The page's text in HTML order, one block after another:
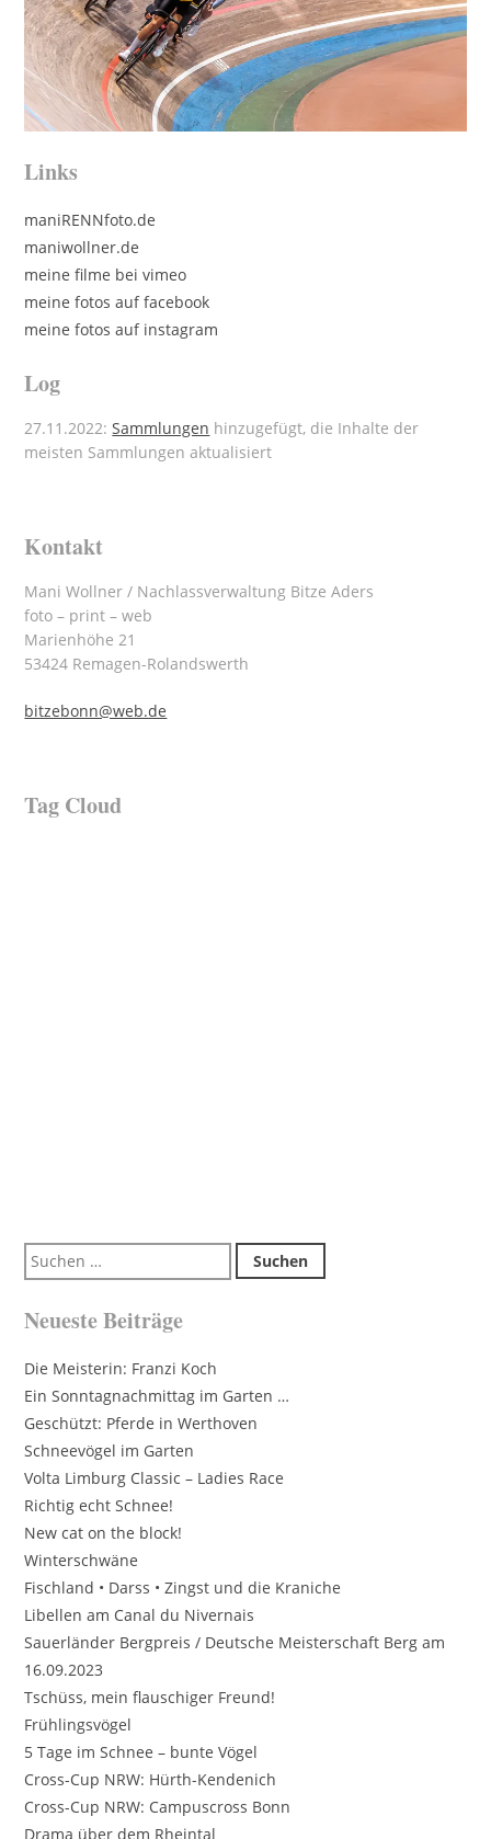
Links
maniRENNfoto.de
maniwollner.de
meine filme bei vimeo
meine fotos auf facebook
meine fotos auf instagram
Log
27.11.2022:Sammlungen hinzugefügt, die Inhalte der
meisten Sammlungen aktualisiert
Kontakt
Mani Wollner / Nachlassverwaltung Bitze Aders
foto – print – web
Marienhöhe 21
53424 Remagen-Rolandswerth
bitzebonn@web.de
Tag Cloud
Suchen
nach:
Neueste Beiträge
Die Meisterin: Franzi Koch
Ein Sonntagnachmittag im Garten …
Geschützt: Pferde in Werthoven
Schneevögel im Garten
Volta Limburg Classic – Ladies Race
Richtig echt Schnee!
New cat on the block!
Winterschwäne
Fischland • Darss • Zingst und die Kraniche
Libellen am Canal du Nivernais
Sauerländer Bergpreis / Deutsche Meisterschaft Berg am
16.09.2023
Tschüss, mein flauschiger Freund!
Frühlingsvögel
5 Tage im Schnee – bunte Vögel
Cross-Cup NRW: Hürth-Kendenich
Cross-Cup NRW: Campuscross Bonn
Drama über dem Rheintal